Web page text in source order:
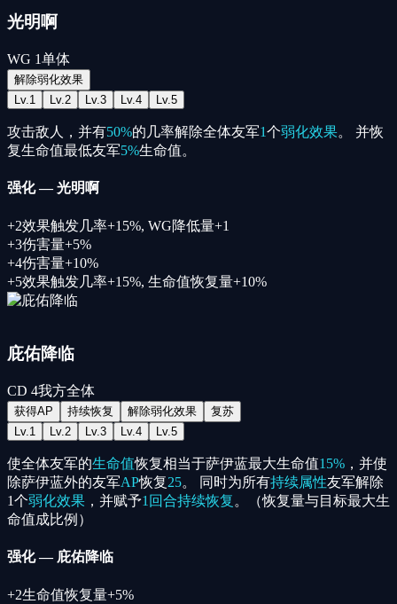
光明啊
WG 1单体
解除弱化效果
Lv.1 Lv.2 Lv.3 Lv.4 Lv.5
攻击敌人，并有50%的几率解除全体友军1个弱化效果。 并恢
复生命值最低友军5%生命值。
强化—光明啊
+2效果触发几率+15%, WG降低量+1
+3伤害量+5%
+4伤害量+10%
+5效果触发几率+15%, 生命值恢复量+10%
庇佑降临
CD 4我方全体
获得AP 持续恢复 解除弱化效果
复苏
Lv. 1 Lv. 2 Lv. 3 Lv. 4 Lv. 5
使全体友军的生命值恢复相当于萨伊蓝最大生命值15% ，并使
除萨伊蓝外的友军AP恢复25。 同时为所有持续属性友军解除
1个弱化效果 ，并赋予1回合持续恢复 。（恢复量与目标最大生
命值成比例）
强化— 庇佑降临
+2生命值恢复量+5%